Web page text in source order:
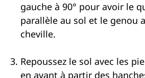
gauche à 90° pour avoir le
parallèle au sol et le genou
cheville.
Repoussez le sol avec les
en avant à partir des